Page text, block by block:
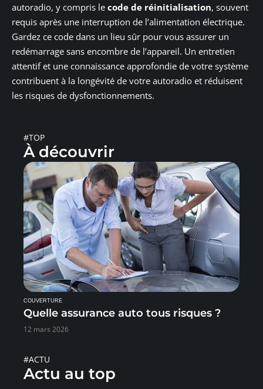
autoradio, y compris le code de réinitialisation, souvent
requis après une interruption de l’alimentation électrique.
Gardez ce code dans un lieu sûr pour vous assurer un
redémarrage sans encombre de l’appareil. Un entretien
attentif et une connaissance approfondie de votre système
contribuent à la longévité de votre autoradio et réduisent
les risques de dysfonctionnements.
#TOP
À découvrir
COUVERTURE
Quelle assurance auto tous risques ?
12 mars 2026
#ACTU
Actu au top